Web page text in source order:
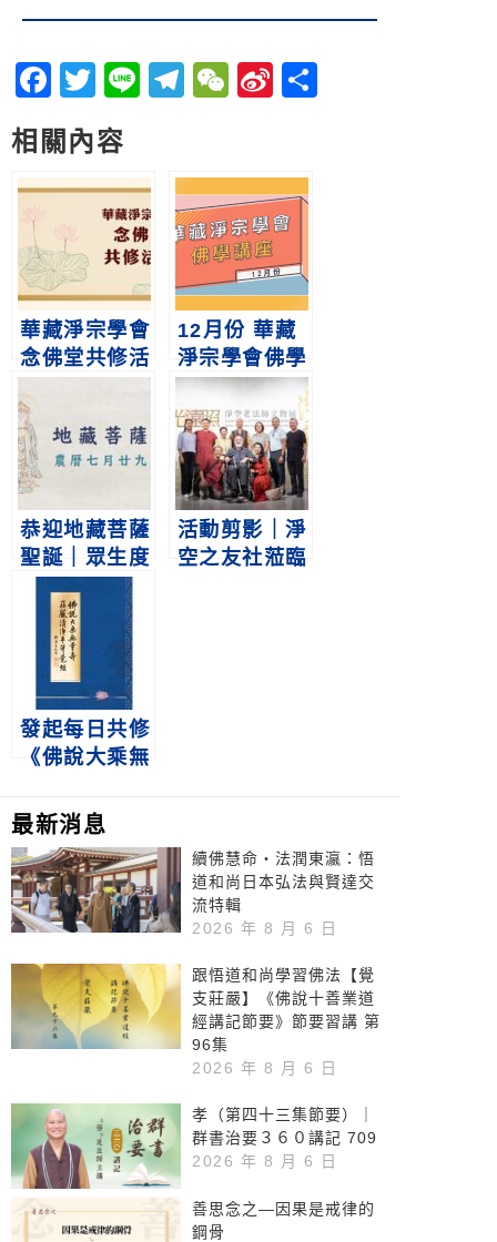
Facebook
Twitter
LineTelegram
WeChat
Sina
相關內容
華藏淨宗學會
念佛堂共修活
12月份 華藏
淨宗學會佛學
講座
恭迎地藏菩薩
聖誕｜眾生度
盡 方證菩提
地獄未空 誓
不成佛
活動剪影｜淨
空之友社蒞臨
發起每日共修
《佛說大乘無
平等覺經》啟
事｜悟道法師
最新消息
續佛慧命‧法潤東瀛：悟
道和尚日本弘法與賢達交
流特輯
2026 年 8 月 6 日
跟悟道和尚學習佛法【覺
支莊嚴】《佛說十善業道
經講記節要》節要習講 第
96集
2026 年 8 月 6 日
孝（第四十三集節要）｜
群書治要３６０講記 709
2026 年 8 月 6 日
善思念之—因果是戒律的
鋼骨